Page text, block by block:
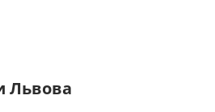
Львова